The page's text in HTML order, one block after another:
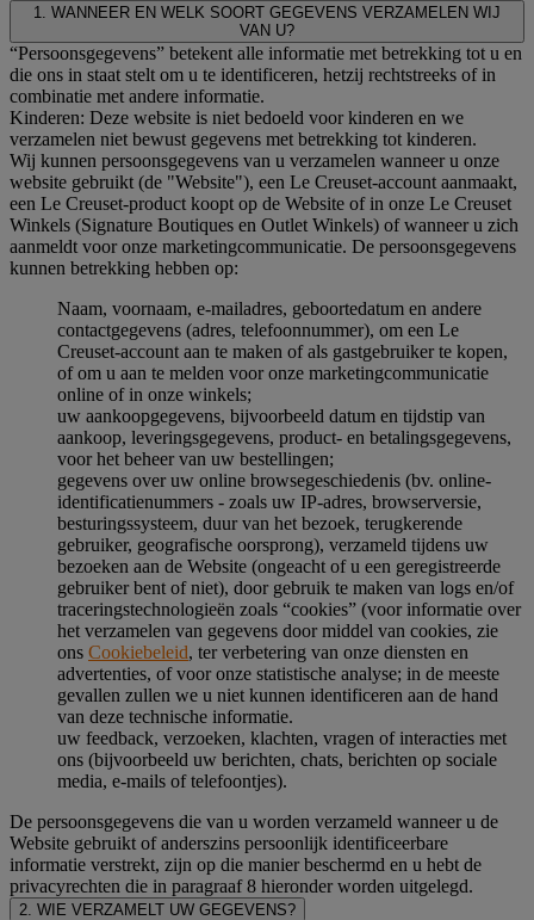
1. WANNEER EN WELK SOORT GEGEVENS VERZAMELEN WIJ
VAN U?
“Persoonsgegevens” betekent alle informatie met betrekking tot u en
die ons in staat stelt om u te identificeren, hetzij rechtstreeks of in
combinatie met andere informatie.
Kinderen: Deze website is niet bedoeld voor kinderen en we
verzamelen niet bewust gegevens met betrekking tot kinderen.
Wij kunnen persoonsgegevens van u verzamelen wanneer u onze
website gebruikt (de "Website"), een Le Creuset-account aanmaakt,
een Le Creuset-product koopt op de Website of in onze Le Creuset
Winkels (Signature Boutiques en Outlet Winkels) of wanneer u zich
aanmeldt voor onze marketingcommunicatie. De persoonsgegevens
kunnen betrekking hebben op:
Naam, voornaam, e-mailadres, geboortedatum en andere
contactgegevens (adres, telefoonnummer), om een Le
Creuset-account aan te maken of als gastgebruiker te kopen,
of om u aan te melden voor onze marketingcommunicatie
online of in onze winkels;
uw aankoopgegevens, bijvoorbeeld datum en tijdstip van
aankoop, leveringsgegevens, product- en betalingsgegevens,
voor het beheer van uw bestellingen;
gegevens over uw online browsegeschiedenis (bv. online-
identificatienummers - zoals uw IP-adres, browserversie,
besturingssysteem, duur van het bezoek, terugkerende
gebruiker, geografische oorsprong), verzameld tijdens uw
bezoeken aan de Website (ongeacht of u een geregistreerde
gebruiker bent of niet), door gebruik te maken van logs en/of
traceringstechnologieën zoals “cookies” (voor informatie over
het verzamelen van gegevens door middel van cookies, zie
ons Cookiebeleid, ter verbetering van onze diensten en
advertenties, of voor onze statistische analyse; in de meeste
gevallen zullen we u niet kunnen identificeren aan de hand
van deze technische informatie.
uw feedback, verzoeken, klachten, vragen of interacties met
ons (bijvoorbeeld uw berichten, chats, berichten op sociale
media, e-mails of telefoontjes).
De persoonsgegevens die van u worden verzameld wanneer u de
Website gebruikt of anderszins persoonlijk identificeerbare
informatie verstrekt, zijn op die manier beschermd en u hebt de
privacyrechten die in paragraaf 8 hieronder worden uitgelegd.
2. WIE VERZAMELT UW GEGEVENS?